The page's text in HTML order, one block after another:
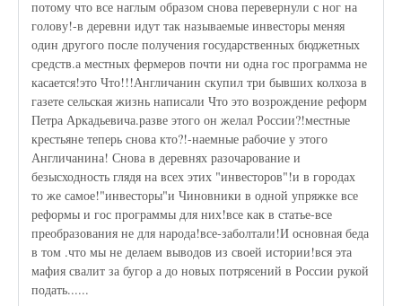
потому что все наглым образом снова перевернули с ног на
голову!-в деревни идут так называемые инвесторы меняя
один другого после получения государственных бюджетных
средств.а местных фермеров почти ни одна гос программа не
касается!это Что!!!Англичанин скупил три бывших колхоза в
газете сельская жизнь написали Что это возрождение реформ
Петра Аркадьевича.разве этого он желал России?!местные
крестьяне теперь снова кто?!-наемные рабочие у этого
Англичанина! Снова в деревнях разочарование и
безысходность глядя на всех этих "инвесторов"!и в городах
то же самое!"инвесторы"и Чиновники в одной упряжке все
реформы и гос программы для них!все как в статье-все
преобразования не для народа!все-заболтали!И основная беда
в том .что мы не делаем выводов из своей истории!вся эта
мафия свалит за бугор а до новых потрясений в России рукой
подать......